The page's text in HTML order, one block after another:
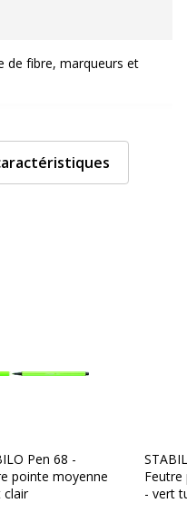
de fibre, marqueurs et
Jusqu'à 24 heures sans
bouchon
Motif rayures
Soluble dans l'eau
Pen 68 -
pointe moyenne
clair
- vert